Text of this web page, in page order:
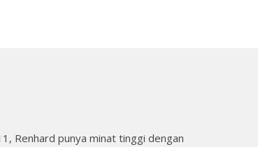
Renhard punya minat tinggi dengan